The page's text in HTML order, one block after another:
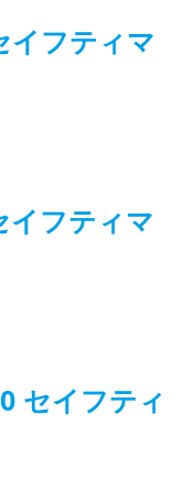
イフティマ
フティマ
セイフティ